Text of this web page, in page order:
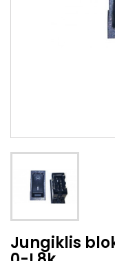
Jungiklis